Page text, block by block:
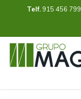
Telf.915 456 799